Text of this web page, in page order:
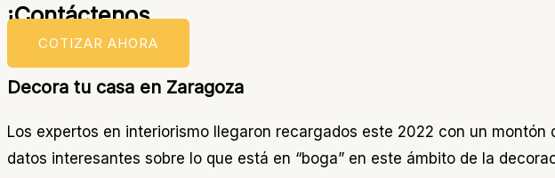
¡Contáctenos
COTIZAR AHORA
Decora tu casa en Zaragoza
Los expertos en interiorismo llegaron recargados este 2022 con un
datos interesantes sobre lo que está en “boga” en este ámbito de la